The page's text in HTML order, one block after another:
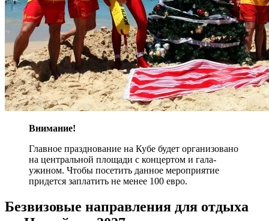
Внимание!
Главное празднование на Кубе будет организовано
на центральной площади с концертом и гала-
ужином. Чтобы посетить данное мероприятие
придется заплатить не менее 100 евро.
Безвизовые направления для отдыха